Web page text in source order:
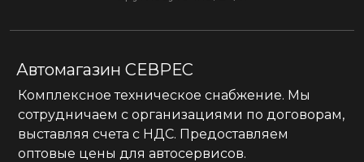
Автомагазин СЕВРЕС
Комплексное техническое снабжение. Мы
сотрудничаем с организациями по договорам,
выставляя счета с НДС. Предоставляем
оптовые цены для автосервисов.